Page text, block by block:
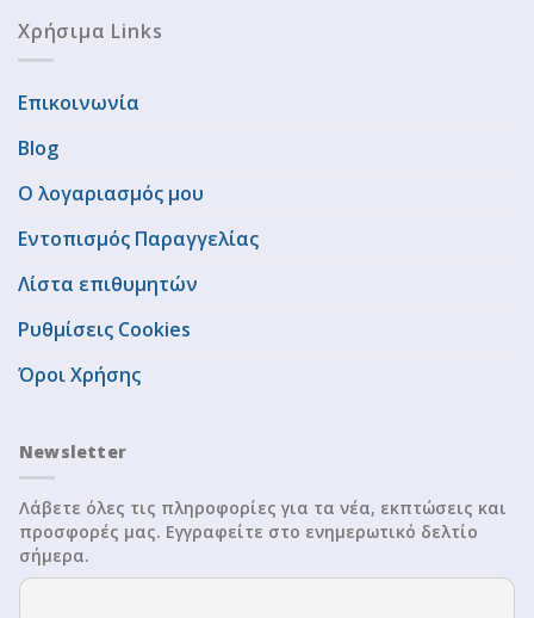
Χρήσιμα Links
Επικοινωνία
Blog
Ο λογαριασμός μου
Εντοπισμός Παραγγελίας
Λίστα επιθυμητών
Ρυθμίσεις Cookies
Όροι Χρήσης
Newsletter
Λάβετε όλες τις πληροφορίες για τα νέα, εκπτώσεις και
προσφορές μας. Εγγραφείτε στο ενημερωτικό δελτίο
σήμερα.